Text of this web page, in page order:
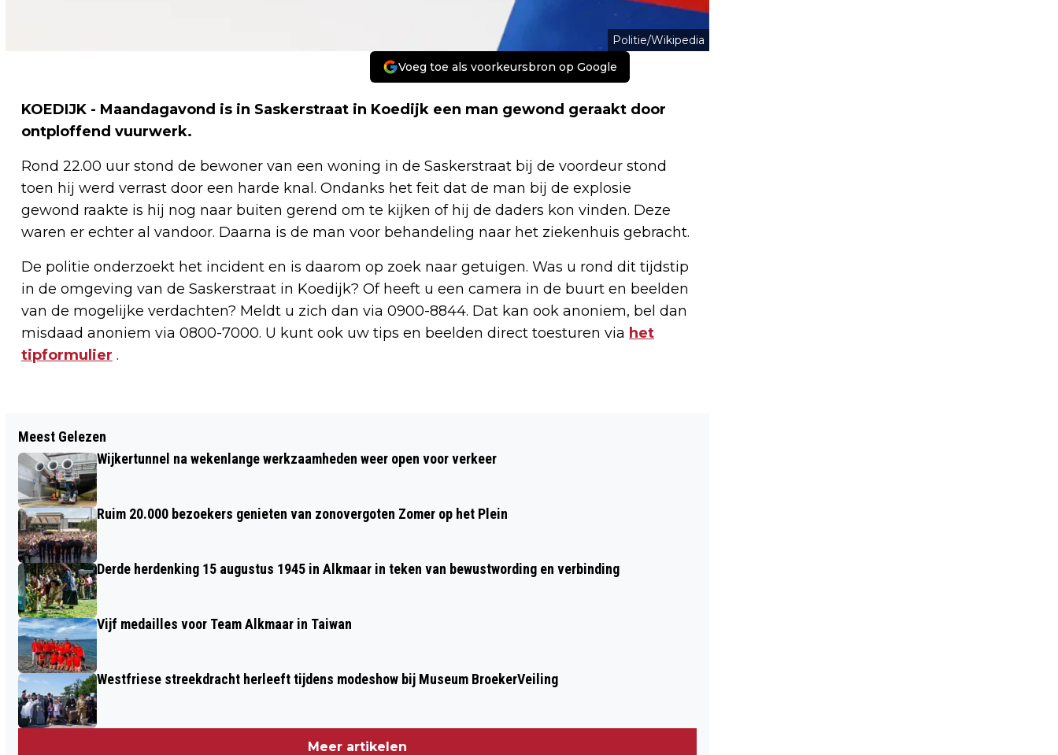
Politie/Wikipedia
Voeg toe als voorkeursbron op Google
KOEDIJK - Maandagavond is in Saskerstraat in Koedijk een man gewond geraakt door
ontploffend vuurwerk.
Rond 22.00 uur stond de bewoner van een woning in de Saskerstraat bij de voordeur stond
toen hij werd verrast door een harde knal. Ondanks het feit dat de man bij de explosie
gewond raakte is hij nog naar buiten gerend om te kijken of hij de daders kon vinden. Deze
waren er echter al vandoor. Daarna is de man voor behandeling naar het ziekenhuis gebracht.
De politie onderzoekt het incident en is daarom op zoek naar getuigen. Was u rond dit tijdstip
in de omgeving van de Saskerstraat in Koedijk? Of heeft u een camera in de buurt en beelden
van de mogelijke verdachten? Meldt u zich dan via 0900-8844. Dat kan ook anoniem, bel dan
misdaad anoniem via 0800-7000. U kunt ook uw tips en beelden direct toesturen via het
tipformulier .
MAN ZWAARGEWOND NA
MISHANDELING OP PLATTE
STENENBRUG; POLITIE ZOEKT GETUIGEN
ZANDVOORT LIGHT WALK
Meest Gelezen
Wijkertunnel na wekenlange werkzaamheden weer open voor verkeer
Ruim 20.000 bezoekers genieten van zonovergoten Zomer op het Plein
Derde herdenking 15 augustus 1945 in Alkmaar in teken van bewustwording en verbinding
Vijf medailles voor Team Alkmaar in Taiwan
Westfriese streekdracht herleeft tijdens modeshow bij Museum BroekerVeiling
Meer artikelen